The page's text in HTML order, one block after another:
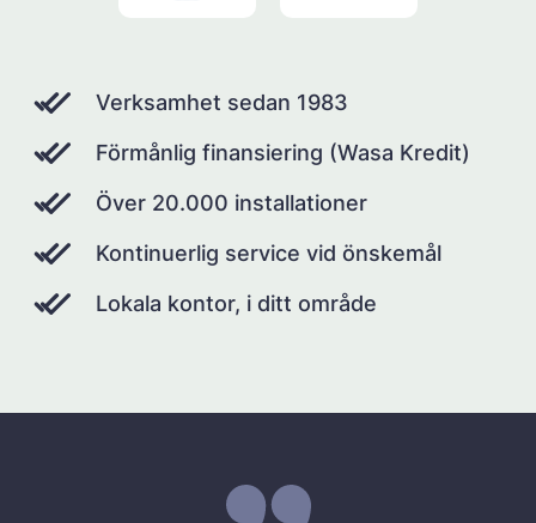
Verksamhet sedan 1983
Förmånlig finansiering (Wasa Kredit)
Över 20.000 installationer
Kontinuerlig service vid önskemål
Lokala kontor, i ditt område